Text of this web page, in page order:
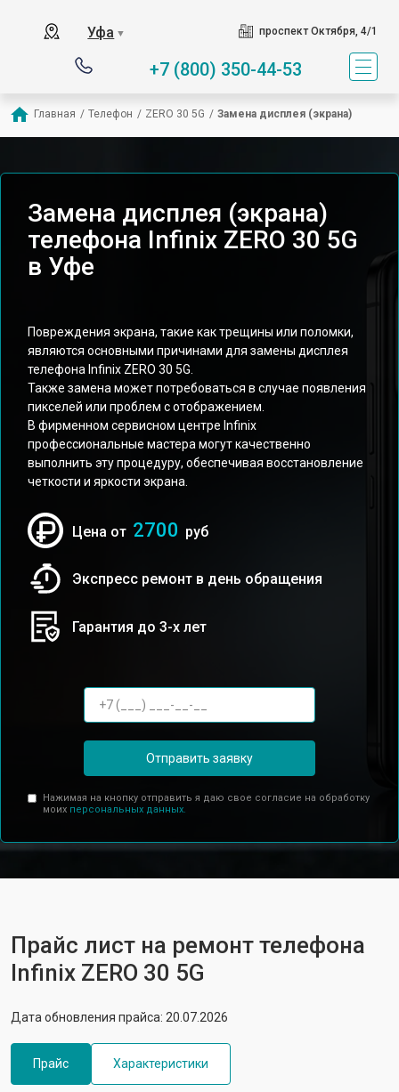
Уфа ▼ проспект Октября, 4/1
+7 (800) 350-44-53
Главная / Телефон / ZERO 30 5G / Замена дисплея (экрана)
Замена дисплея (экрана)
телефона Infinix ZERO 30 5G
в Уфе
Повреждения экрана, такие как трещины или поломки,
являются основными причинами для замены дисплея
телефона Infinix ZERO 30 5G.
Также замена может потребоваться в случае появления
пикселей или проблем с отображением.
В фирменном сервисном центре Infinix
профессиональные мастера могут качественно
выполнить эту процедуру, обеспечивая восстановление
четкости и яркости экрана.
Цена от 2700 руб
Экспресс ремонт в день обращения
Гарантия до 3-х лет
Отправить заявку
Нажимая на кнопку отправить я даю свое согласие на обработку
моих персональных данных.
Прайс лист на ремонт телефона
Infinix ZERO 30 5G
Дата обновления прайса: 20.07.2026
Прайс Характеристики